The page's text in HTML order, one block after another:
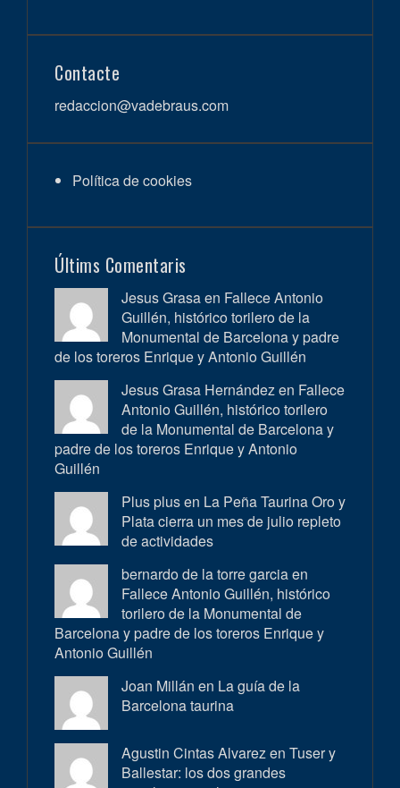
Contacte
redaccion@vadebraus.com
Política de cookies
Últims Comentaris
Jesus Grasa en Fallece Antonio
Guillén, histórico torilero de la
Monumental de Barcelona y padre
de los toreros Enrique y Antonio Guillén
Jesus Grasa Hernández en Fallece
Antonio Guillén, histórico torilero
de la Monumental de Barcelona y
padre de los toreros Enrique y Antonio
Guillén
Plus plus en La Peña Taurina Oro y
Plata cierra un mes de julio repleto
de actividades
bernardo de la torre garcia en
Fallece Antonio Guillén, histórico
torilero de la Monumental de
Barcelona y padre de los toreros Enrique y
Antonio Guillén
Joan Millán en La guía de la
Barcelona taurina
Agustin Cintas Alvarez en Tuser y
Ballestar: los dos grandes